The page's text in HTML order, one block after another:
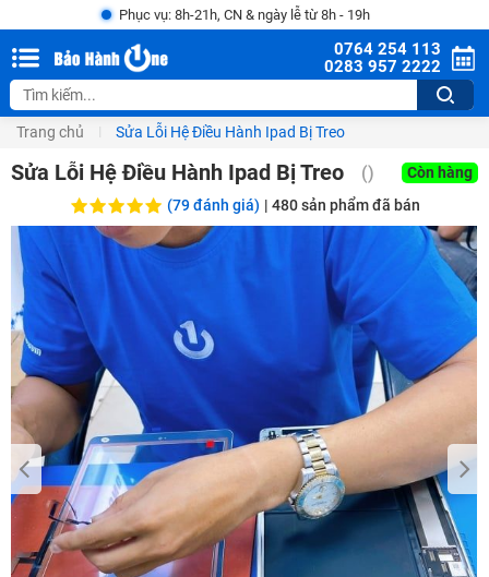
Phục vụ: 8h-21h, CN & ngày lễ từ 8h - 19h
0764 254 113
0283 957 2222
Trang chủ Sửa Lỗi Hệ Điều Hành Ipad Bị Treo
Sửa Lỗi Hệ Điều Hành Ipad Bị Treo ()
Còn hàng
(79 đánh giá) | 480sản phẩm đã bán